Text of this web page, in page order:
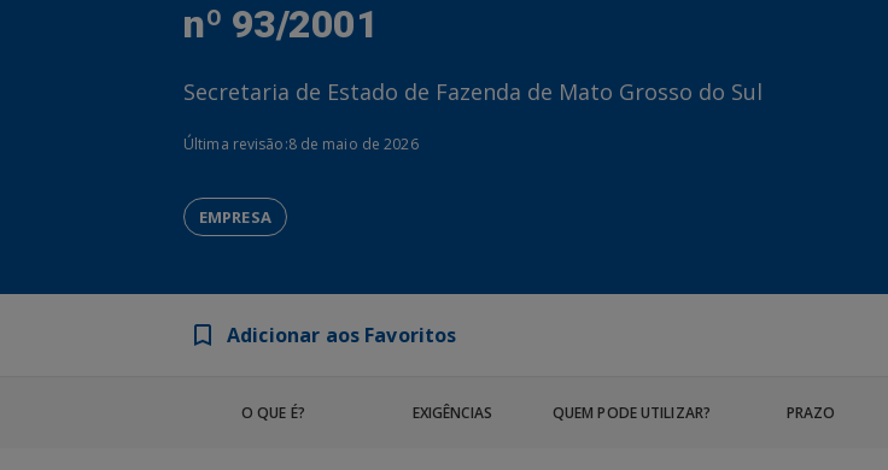
nº 93/2001
Secretaria de Estado de Fazenda de Mato Grosso do Sul
Última revisão:8 de maio de 2026
EMPRESA
Adicionar aos Favoritos
O QUE É? EXIGÊNCIAS QUEM PODE UTILIZAR? PRAZO